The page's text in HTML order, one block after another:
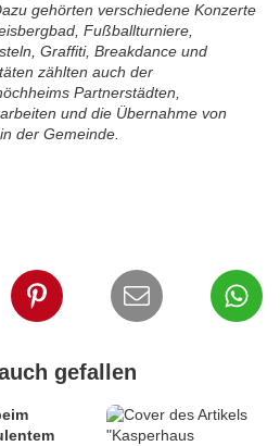
gehörten verschiedene Konzerte
Fußballturniere,
Graffiti, Breakdance und
zählten auch der
Partnerstädten,
und die Übernahme von
der Gemeinde.
gefallen